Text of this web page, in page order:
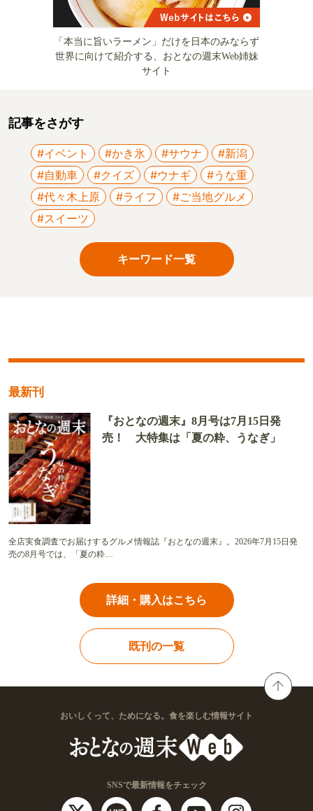
「本当に旨いラーメン」だけを日本のみならず
世界に向けて紹介する、おとなの週末Web姉妹
サイト
記事をさがす
#イベント #かき氷 #サウナ
#新潟
#自動車
#クイズ #ウナギ
#うな重
#代々木上原
#ライフ
#ご当地グルメ
#スイーツ
キーワード一覧
最新刊
『おとなの週末』8月号は7月15日発
売！ 大特集は「夏の粋、うなぎ」
全店実食調査でお届けするグルメ情報誌『おとなの週末』。2026年7月15日発
売の8月号では、「夏の粋…
詳細・購入はこちら
既刊の一覧
おいしくって、ためになる。食を楽しむ情報サイト
SNSで最新情報をチェック